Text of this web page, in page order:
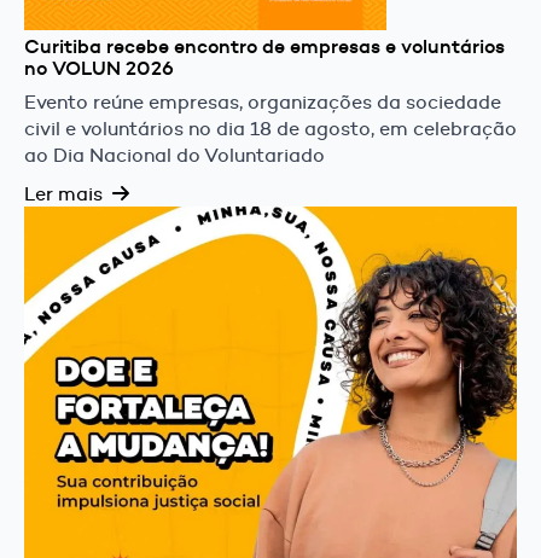
Curitiba recebe encontro de empresas e voluntários
no VOLUN 2026
Evento reúne empresas, organizações da sociedade
civil e voluntários no dia 18 de agosto, em celebração
ao Dia Nacional do Voluntariado
Ler mais